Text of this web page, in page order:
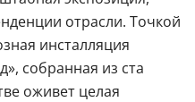
отрасли. Точкой
инсталляция
собранная из ста
оживет целая